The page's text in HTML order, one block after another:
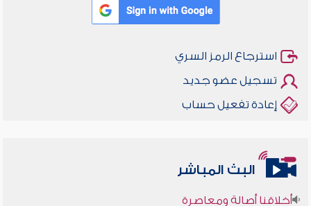
استرجاع الرمز السري
تسجيل عضو جديد
إعادة تفعيل حساب
البث المباشر